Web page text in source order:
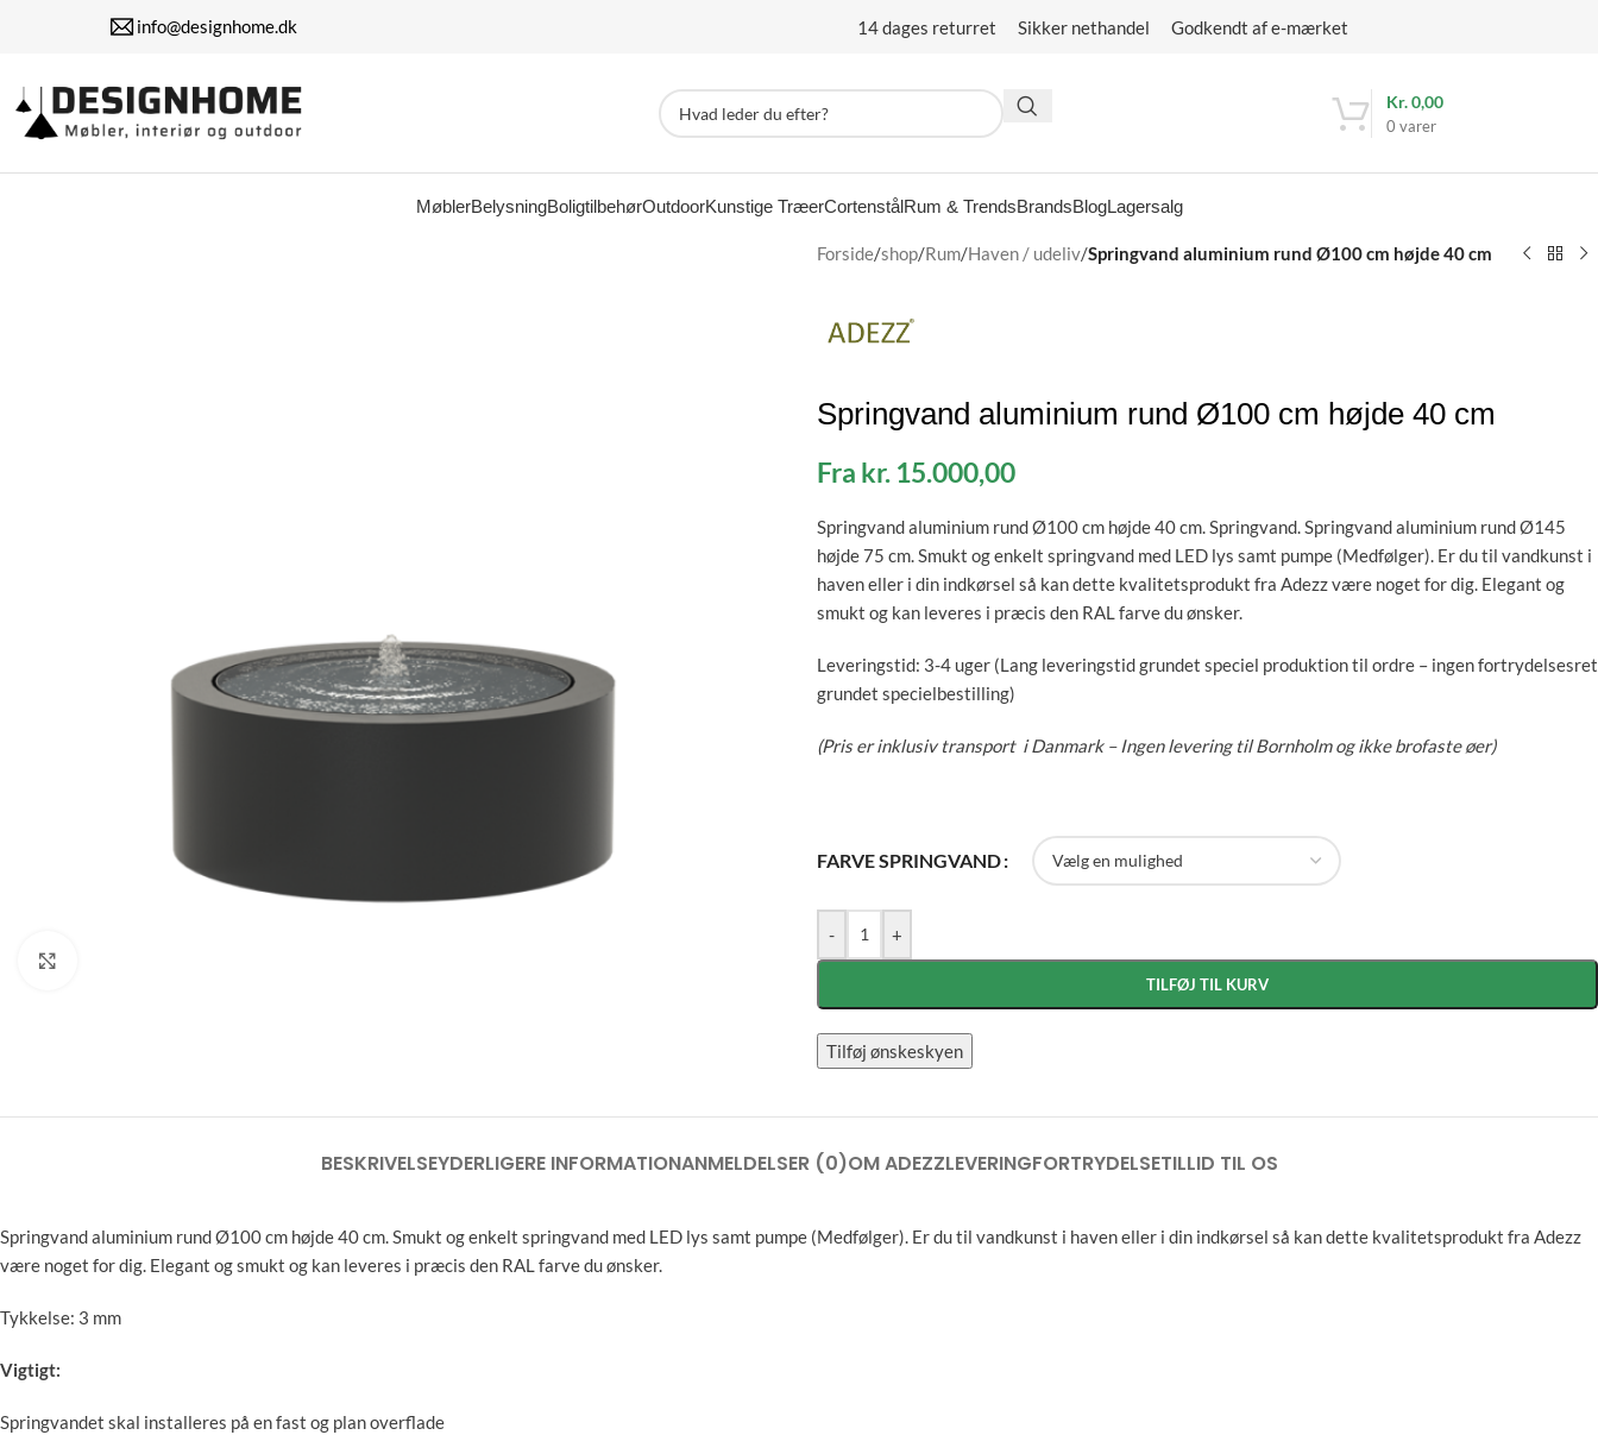
info@designhome.dk 14 dages returret Sikker nethandel Godkendt af e-mærket
0 varer
Kr.0,00
MøblerBelysningBoligtilbehørOutdoorKunstige TræerCortenstålRum & TrendsBrandsBlogLagersalg
Forside/shop/Rum/Haven / udeliv/Springvand aluminium rund Ø100 cm højde 40 cm
Springvand aluminium rund Ø100 cm højde 40 cm
Fra kr. 15.000,00
Springvand aluminium rund Ø100 cm højde 40 cm. Springvand. Springvand aluminium rund Ø145
højde 75 cm. Smukt og enkelt springvand med LED lys samt pumpe (Medfølger). Er du til vandkunst i
haven eller i din indkørsel så kan dette kvalitetsprodukt fra Adezz være noget for dig. Elegant og
smukt og kan leveres i præcis den RAL farve du ønsker.
Leveringstid: 3-4 uger (Lang leveringstid grundet speciel produktion til ordre – ingen fortrydelsesret
grundet specielbestilling)
(Pris er inklusiv transport i Danmark – Ingen levering til Bornholm og ikke brofaste øer)
FARVE SPRINGVAND
- +
TILFØJ TIL KURV
Tilføj ønskeskyen
BESKRIVELSEYDERLIGERE INFORMATIONANMELDELSER (0)OM ADEZZLEVERINGFORTRYDELSETILLID TIL OS
Springvand aluminium rund Ø100 cm højde 40 cm. Smukt og enkelt springvand med LED lys samt pumpe (Medfølger). Er du til vandkunst i haven eller i din indkørsel så kan dette kvalitetsprodukt fra Adezz
være noget for dig. Elegant og smukt og kan leveres i præcis den RAL farve du ønsker.
Tykkelse: 3 mm
Vigtigt:
Springvandet skal installeres på en fast og plan overflade